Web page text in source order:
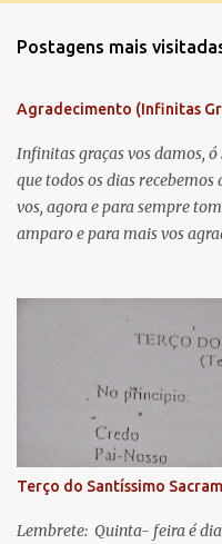
e
t
á
r
i
o
Postagens mais
Agradecimento (Infinitas
Infinitas graças vos damos,
que todos os dias
vos, agora e para sempre
amparo e para mais vos
lágrimas. Eia, pois,
misericordiosos a nós
Jesus. Bendito é o fruto do
doce e sempre Virgem
Para que sejamos dignos
Terço do Santíssimo
Lembrete: Quinta- feira é